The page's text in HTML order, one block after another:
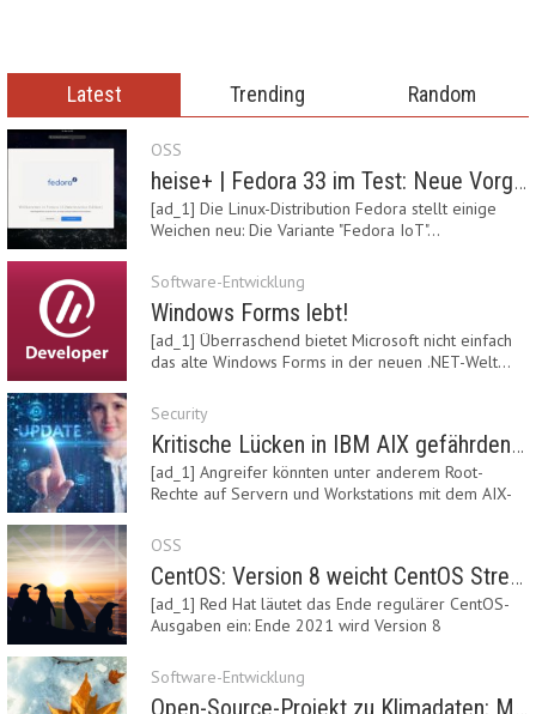
Latest Trending Random
OSS
heise+ | Fedora 33 im Test: Neue Vorgaben mit Btrfs, Systemd-Resolved und zRAM
[ad_1] Die Linux-Distribution Fedora stellt einige
Weichen neu: Die Variante "Fedora IoT"…
Software-Entwicklung
Windows Forms lebt!
[ad_1] Überraschend bietet Microsoft nicht einfach
das alte Windows Forms in der neuen .NET-Welt…
Security
Kritische Lücken in IBM AIX gefährden Server
[ad_1] Angreifer könnten unter anderem Root-
Rechte auf Servern und Workstations mit dem AIX-
OSS
CentOS: Version 8 weicht CentOS Stream
[ad_1] Red Hat läutet das Ende regulärer CentOS-
Ausgaben ein: Ende 2021 wird Version 8
Software-Entwicklung